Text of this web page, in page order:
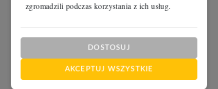
zgromadzili podczas korzystania z ich usług.
DOSTOSUJ
AKCEPTUJ WSZYSTKIE